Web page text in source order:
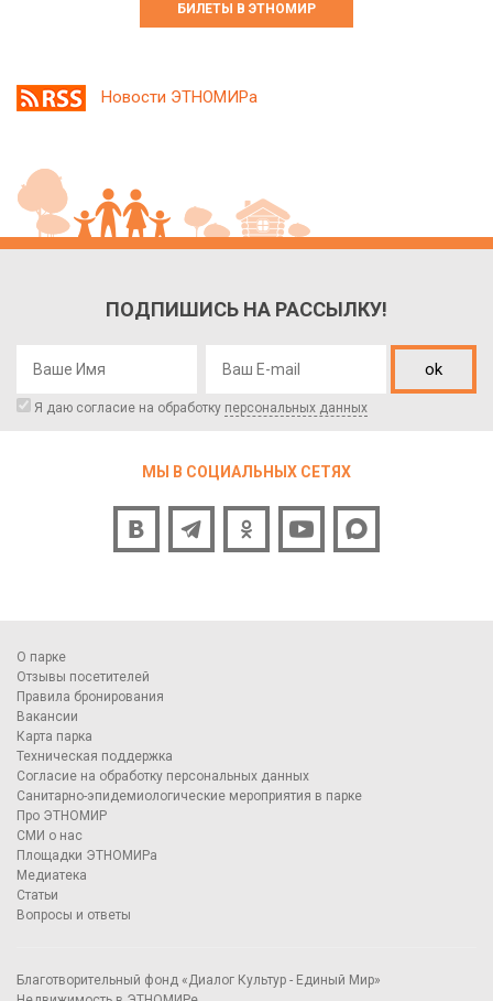
БИЛЕТЫ В ЭТНОМИР
Новости ЭТНОМИРа
ПОДПИШИСЬ НА РАССЫЛКУ!
ok
Я даю согласие на обработку персональных данных
МЫ В СОЦИАЛЬНЫХ СЕТЯХ
О парке
Отзывы посетителей
Правила бронирования
Вакансии
Карта парка
Техническая поддержка
Согласие на обработку персональных данных
Санитарно-эпидемиологические мероприятия в парке
Про ЭТНОМИР
СМИ о нас
Площадки ЭТНОМИРа
Медиатека
Статьи
Вопросы и ответы
Благотворительный фонд «Диалог Культур - Единый Мир»